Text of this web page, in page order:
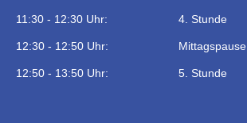
11:30 - 12:30 Uhr: 4. Stunde
12:30 - 12:50 Uhr: Mittagspause
12:50 - 13:50 Uhr: 5. Stunde